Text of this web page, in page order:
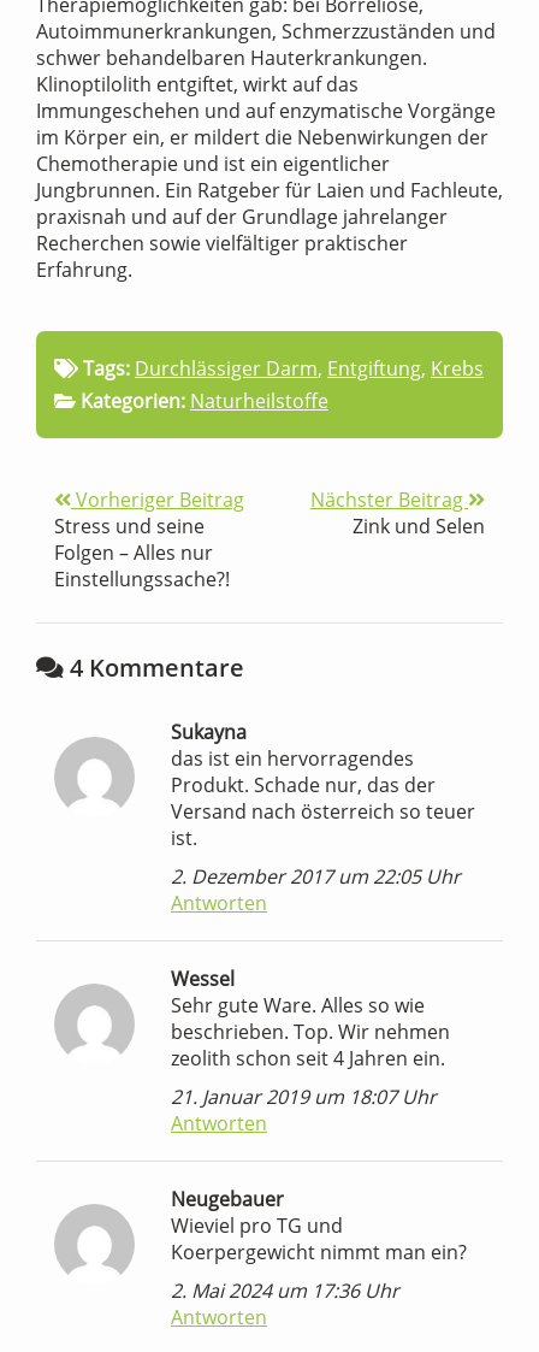
Autoimmunerkrankungen, Schmerzzuständen und
schwer behandelbaren Hauterkrankungen.
Klinoptilolith entgiftet, wirkt auf das
Immungeschehen und auf enzymatische Vorgänge
im Körper ein, er mildert die Nebenwirkungen der
Chemotherapie und ist ein eigentlicher
Jungbrunnen. Ein Ratgeber für Laien und Fachleute,
praxisnah und auf der Grundlage jahrelanger
Recherchen sowie vielfältiger praktischer
Erfahrung.
Tags: Durchlässiger Darm, Entgiftung, Krebs
Kategorien: Naturheilstoffe
Vorheriger Beitrag
Stress und seine
Folgen – Alles nur
Einstellungssache?!
Nächster Beitrag
Zink und Selen
4 Kommentare
Sukayna
das ist ein hervorragendes
Produkt. Schade nur, das der
Versand nach österreich so teuer
ist.
2. Dezember 2017 um 22:05 Uhr
Antworten
Wessel
Sehr gute Ware. Alles so wie
beschrieben. Top. Wir nehmen
zeolith schon seit 4 Jahren ein.
21. Januar 2019 um 18:07 Uhr
Antworten
Neugebauer
Wieviel pro TG und
Koerpergewicht nimmt man ein?
2. Mai 2024 um 17:36 Uhr
Antworten